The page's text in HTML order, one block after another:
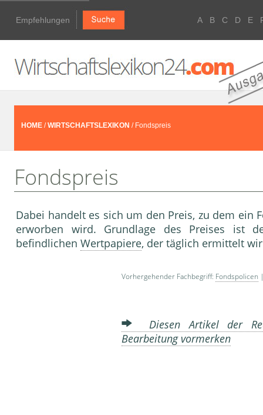
Empfehlungen A B C D E
HOME /WIRTSCHAFTSLEXIKON / Fondspreis
Fondspreis
Dabei handelt es sich um den Preis, zu dem ein
erworben wird. Grundlage des Preises ist
befindlichen Wertpapiere, der täglich ermittelt
Vorhergehender Fachbegriff: Fondspolicen
Diesen Artikel der
Bearbeitung vormerken